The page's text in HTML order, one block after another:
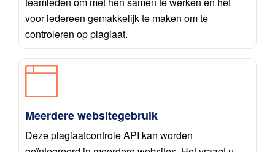
voor iedereen gemakkelijk te maken om te
controleren op plagiaat.
Meerdere websitegebruik
Deze plagiaatcontrole API kan worden